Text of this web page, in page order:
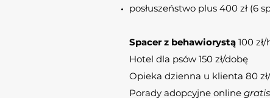
posłuszeństwo plus 400 zł (6
Spacer z behawiorystą 100 zł/
Hotel dla psów 150 zł/dobę
Opieka dzienna u klienta 80
Porady adopcyjne online gratis